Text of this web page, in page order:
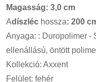
Magasság: 3,0 cm
Adíszléc hossza: 200
Anyaga: : Duropolimer -
ellenállású, öntött
Kollekció: Axxent
Felület: fehér